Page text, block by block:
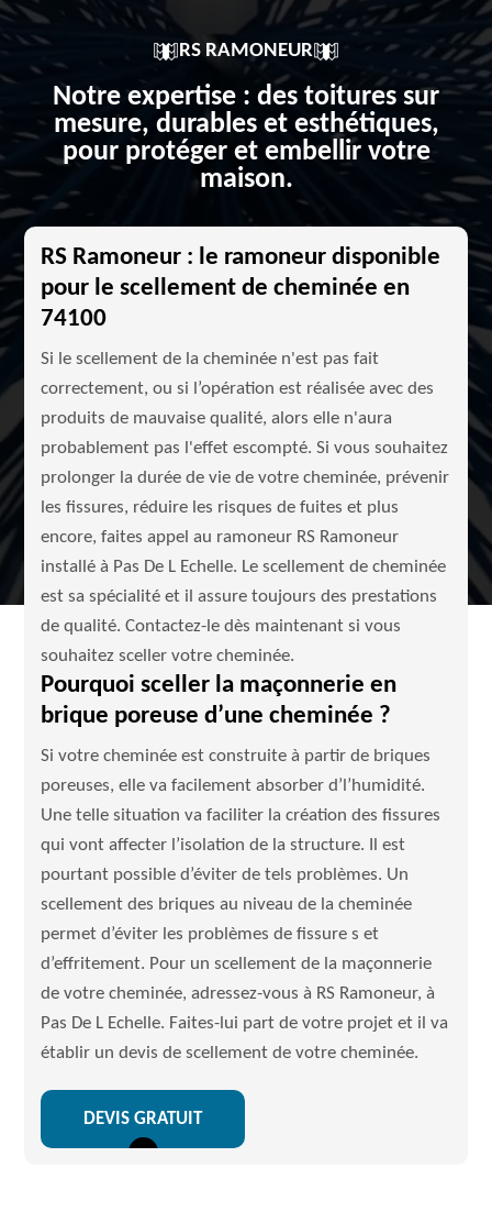
RS RAMONEUR
Notre expertise : des toitures sur
mesure, durables et esthétiques,
pour protéger et embellir votre
maison.
RS Ramoneur : le ramoneur disponible
pour le scellement de cheminée en
74100
Si le scellement de la cheminée n'est pas fait
correctement, ou si l’opération est réalisée avec des
produits de mauvaise qualité, alors elle n'aura
probablement pas l'effet escompté. Si vous souhaitez
prolonger la durée de vie de votre cheminée, prévenir
les fissures, réduire les risques de fuites et plus
encore, faites appel au ramoneur RS Ramoneur
installé à Pas De L Echelle. Le scellement de cheminée
est sa spécialité et il assure toujours des prestations
de qualité. Contactez-le dès maintenant si vous
souhaitez sceller votre cheminée.
Pourquoi sceller la maçonnerie en
brique poreuse d’une cheminée ?
Si votre cheminée est construite à partir de briques
poreuses, elle va facilement absorber d’l’humidité.
Une telle situation va faciliter la création des fissures
qui vont affecter l’isolation de la structure. Il est
pourtant possible d’éviter de tels problèmes. Un
scellement des briques au niveau de la cheminée
permet d’éviter les problèmes de fissure s et
d’effritement. Pour un scellement de la maçonnerie
de votre cheminée, adressez-vous à RS Ramoneur, à
Pas De L Echelle. Faites-lui part de votre projet et il va
établir un devis de scellement de votre cheminée.
DEVIS GRATUIT